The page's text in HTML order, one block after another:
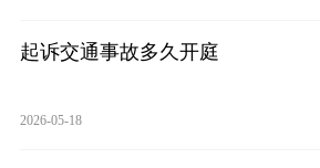
起诉交通事故多久开庭
2026-05-18